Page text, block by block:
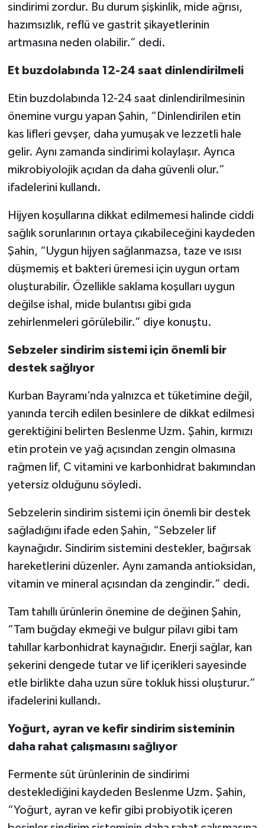
sindirimi zordur. Bu durum şişkinlik, mide ağrısı,
hazımsızlık, reflü ve gastrit şikayetlerinin
artmasına neden olabilir.” dedi.
Et buzdolabında 12-24 saat dinlendirilmeli
Etin buzdolabında 12-24 saat dinlendirilmesinin
önemine vurgu yapan Şahin, “Dinlendirilen etin
kas lifleri gevşer, daha yumuşak ve lezzetli hale
gelir. Aynı zamanda sindirimi kolaylaşır. Ayrıca
mikrobiyolojik açıdan da daha güvenli olur.”
ifadelerini kullandı.
Hijyen koşullarına dikkat edilmemesi halinde ciddi
sağlık sorunlarının ortaya çıkabileceğini kaydeden
Şahin, “Uygun hijyen sağlanmazsa, taze ve ısısı
düşmemiş et bakteri üremesi için uygun ortam
oluşturabilir. Özellikle saklama koşulları uygun
değilse ishal, mide bulantısı gibi gıda
zehirlenmeleri görülebilir.” diye konuştu.
Sebzeler sindirim sistemi için önemli bir
destek sağlıyor
Kurban Bayramı’nda yalnızca et tüketimine değil,
yanında tercih edilen besinlere de dikkat edilmesi
gerektiğini belirten Beslenme Uzm. Şahin, kırmızı
etin protein ve yağ açısından zengin olmasına
rağmen lif, C vitamini ve karbonhidrat bakımından
yetersiz olduğunu söyledi.
Sebzelerin sindirim sistemi için önemli bir destek
sağladığını ifade eden Şahin, “Sebzeler lif
kaynağıdır. Sindirim sistemini destekler, bağırsak
hareketlerini düzenler. Aynı zamanda antioksidan,
vitamin ve mineral açısından da zengindir.” dedi.
Tam tahıllı ürünlerin önemine de değinen Şahin,
“Tam buğday ekmeği ve bulgur pilavı gibi tam
tahıllar karbonhidrat kaynağıdır. Enerji sağlar, kan
şekerini dengede tutar ve lif içerikleri sayesinde
etle birlikte daha uzun süre tokluk hissi oluşturur.”
ifadelerini kullandı.
Yoğurt, ayran ve kefir sindirim sisteminin
daha rahat çalışmasını sağlıyor
Fermente süt ürünlerinin de sindirimi
desteklediğini kaydeden Beslenme Uzm. Şahin,
“Yoğurt, ayran ve kefir gibi probiyotik içeren